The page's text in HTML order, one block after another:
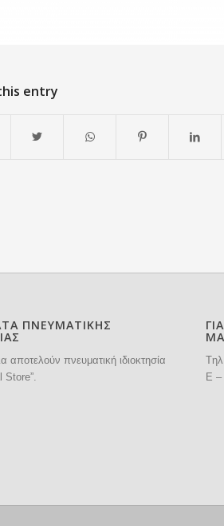
entry
ΠΝΕΥΜΑΤΙΚΗΣ
αποτελούν πνευματική ιδιοκτησία
Store”.
E